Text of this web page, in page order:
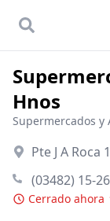
Hnos
Supermercados y
Pte J A Roca
(03482) 15-
Cerrado ahora